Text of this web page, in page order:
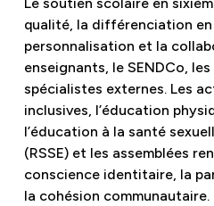
qualité, la différenciation en
personnalisation et la
enseignants, le SENDCo,
spécialistes externes. Les
inclusives, l’éducation
l’éducation à la santé
(RSSE) et les assemblées
conscience identitaire, la
la cohésion communautaire.